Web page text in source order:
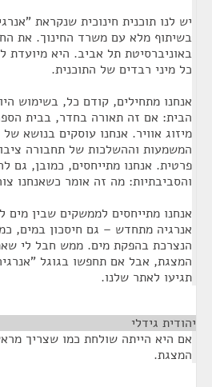
יש לנו תוכנית חינוכית שנקראת
בשיתוף מלא עם משרד החינוך. את
באוניברסיטת תל אביב. היא מיועדת
כל מיני רבדים של התוכנית.
אנחנו מתחילים, קודם כל, בשימוש
הבית: אם זה תאורה בחדר, בבית
מיזוג אוויר. אנחנו עוסקים בנושא
המשמעות וההשלכות של תחבורה
פרטית. אנחנו מתייחסים, כמובן, גם
והסביבתיות: מה זה אומר כשאנחנו
אנחנו מתייחסים לממשקים שבין מים
אנרגיה מתחדש – גם חיסכון במים,
הנצרכת בהפקת מים. ממש חבל לי
המצגת, אבל אם תחפשו בגוגל
תגיעו לאתר שלנו.
יהודית גידלי
אם היא הייתה שולחת כמו שצריך
המצגת.